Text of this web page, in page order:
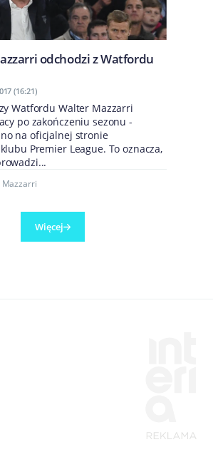
odchodzi z Watfordu
(16:21)
Watfordu Walter Mazzarri
po zakończeniu sezonu -
na oficjalnej stronie
Premier League. To oznacza,
Więcej